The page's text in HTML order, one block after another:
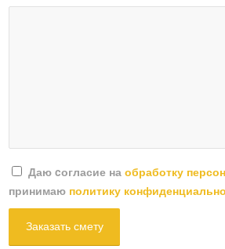
Даю cогласие наобработку
принимаю политику